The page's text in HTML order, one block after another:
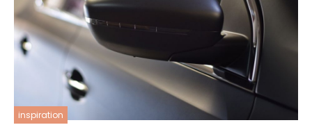
inspiration